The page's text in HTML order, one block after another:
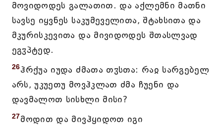
მოვიდოდეს გალათით. და აქლემნი მათნი
სავსე იყვნეს საკუმეველითა, შტახსითა და
მკურისკევითა და მივიდოდეს შთასლვად
ეგჳპტედ.
26ჰრქუა იუდა ძმათა თჳსთა: რაჲ სარგებელ
არს, უკუეთუ მოვჰკლათ ძმა ჩუენი და
დავმალოთ სისხლი მისი?
27მოდით და მივჰყიდოთ იგი